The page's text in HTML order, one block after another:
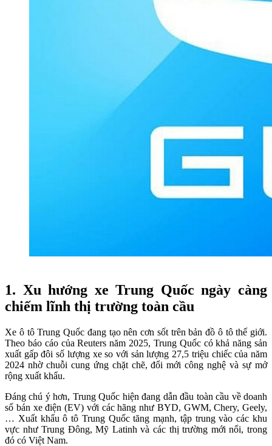
1. Xu hướng xe Trung Quốc ngày càng
chiếm lĩnh thị trường toàn cầu
Xe ô tô Trung Quốc đang tạo nên cơn sốt trên bản đồ ô tô thế giới.
Theo báo cáo của Reuters năm 2025, Trung Quốc có khả năng sản
xuất gấp đôi số lượng xe so với sản lượng 27,5 triệu chiếc của năm
2024 nhờ chuỗi cung ứng chặt chẽ, đổi mới công nghệ và sự mở
rộng xuất khẩu.
Đáng chú ý hơn, Trung Quốc hiện đang dẫn đầu toàn cầu về doanh
số bán xe điện (EV) với các hãng như BYD, GWM, Chery, Geely,
… Xuất khẩu ô tô Trung Quốc tăng mạnh, tập trung vào các khu
vực như Trung Đông, Mỹ Latinh và các thị trường mới nổi, trong
đó có Việt Nam.